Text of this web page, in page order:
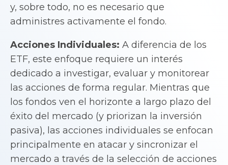
y, sobre todo, no es necesario que
administres activamente el fondo.
Acciones Individuales: A diferencia de los
ETF, este enfoque requiere un interés
dedicado a investigar, evaluar y monitorear
las acciones de forma regular. Mientras que
los fondos ven el horizonte a largo plazo del
éxito del mercado (y priorizan la inversión
pasiva), las acciones individuales se enfocan
principalmente en atacar y sincronizar el
mercado a través de la selección de acciones